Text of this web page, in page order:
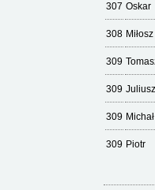
307 Oskar
308 Miłosz
309
309 Juliusz
309 Michał
309 Piotr